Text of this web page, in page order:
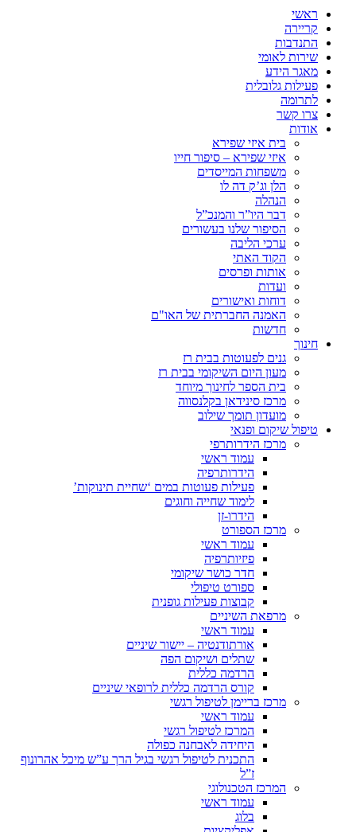
ראשי
קריירה
התנדבות
שירות לאומי
מאגר הידע
פעילות גלובלית
לתרומה
צרו קשר
אודות
בית איזי שפירא
איזי שפירא – סיפור חייו
משפחות המייסדים
הלן וג’ק דה לו
הנהלה
דבר היו”ר והמנכ”ל
הסיפור שלנו בעשורים
ערכי הליבה
הקוד האתי
אותות ופרסים
ועדות
דוחות ואישורים
האמנה החברתית של האו"ם
חדשות
חינוך
גנים לפעוטות בבית רז
מעון היום השיקומי בבית רז
בית הספר לחינוך מיוחד
מרכז סינידאן בקלנסווה
מועדון תומך שילוב
טיפול שיקום ופנאי
מרכז הידרותרפי
עמוד ראשי
הידרותרפיה
פעילות פעוטות במים ‘שחיית תינוקות’
לימוד שחייה וחוגים
הידרו-זן
מרכז הספורט
עמוד ראשי
פיזיותרפיה
חדר כושר שיקומי
ספורט טיפולי
קבוצות פעילות גופנית
מרפאת השיניים
עמוד ראשי
אורתודנטיה – יישור שיניים
שתלים ושיקום הפה
הרדמה כללית
קורס הרדמה כללית לרופאי שיניים
מרכז בריימן לטיפול רגשי
עמוד ראשי
המרכז לטיפול רגשי
היחידה לאבחנה כפולה
התכנית לטיפול רגשי בגיל הרך ע”ש מיכל אהרונוף
ז”ל
המרכז הטכנולוגי
עמוד ראשי
בלוג